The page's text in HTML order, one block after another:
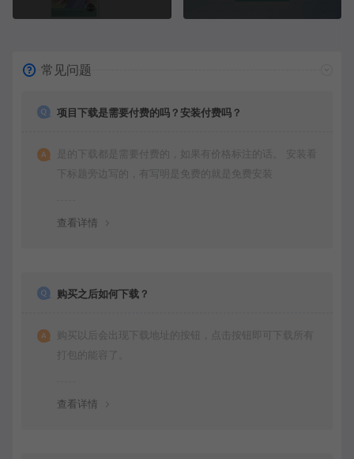
常见问题
项目下载是需要付费的吗？安装付费吗？
是的下载都是需要付费的，如果有价格标注的话。 安装看
下标题旁边写的，有写明是免费的就是免费安装
查看详情
购买之后如何下载？
购买以后会出现下载地址的按钮，点击按钮即可下载所有
打包的能容了。
查看详情